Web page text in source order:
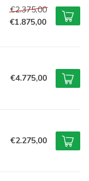
€2.375,00
€1.875,00
€4.775,00
€2.275,00